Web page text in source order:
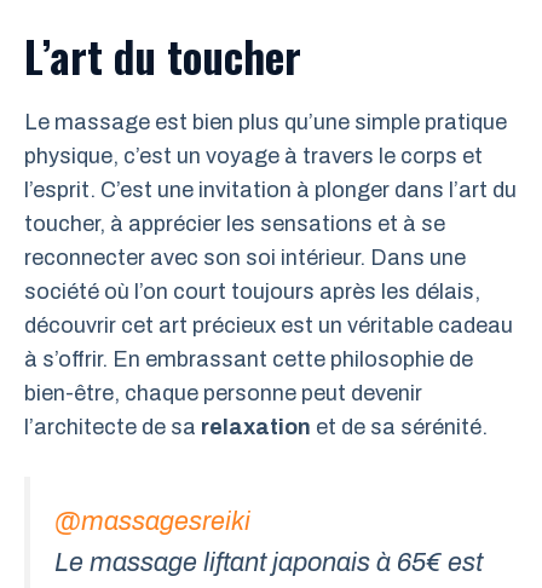
L’art du toucher
Le massage est bien plus qu’une simple pratique
physique, c’est un voyage à travers le corps et
l’esprit. C’est une invitation à plonger dans l’art du
toucher, à apprécier les sensations et à se
reconnecter avec son soi intérieur. Dans une
société où l’on court toujours après les délais,
découvrir cet art précieux est un véritable cadeau
à s’offrir. En embrassant cette philosophie de
bien-être, chaque personne peut devenir
l’architecte de sa relaxation et de sa sérénité.
@massagesreiki
Le massage liftant japonais à 65€ est